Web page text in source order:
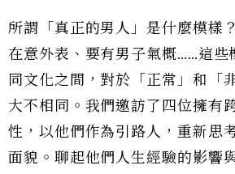
所謂「真正的男人」是什麼模樣
在意外表、要有男子氣概……這些
同文化之間，對於「正常」和「
大不相同。我們邀訪了四位擁有
性，以他們作為引路人，重新思
面貌。聊起他們人生經驗的影響